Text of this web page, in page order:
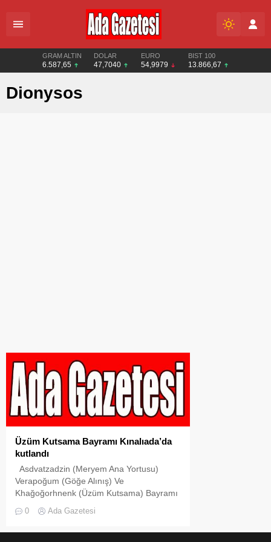
GRAM ALTIN
6.587,65
DOLAR
47,7040
EURO
54,9979
BIST 100
13.866,67
Dionysos
Üzüm Kutsama Bayramı Kınalıada’da
kutlandı
Asdvatzadzin (Meryem Ana Yortusu)
Verapoğum (Göğe Alınış) Ve
Khağoğorhnenk (Üzüm Kutsama) Bayramı
Asdvatzadzin=Verapoğum Üzüm Kutsanma
0 Ada Gazetesi